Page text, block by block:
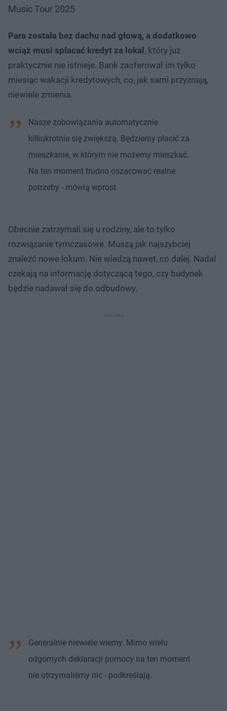
Music Tour 2025
Para została bez dachu nad głową, a dodatkowo
wciąż musi spłacać kredyt za lokal, który już
praktycznie nie istnieje. Bank zaoferował im tylko
miesiąc wakacji kredytowych, co, jak sami przyznają,
niewiele zmienia.
Nasze zobowiązania automatycznie
kilkukrotnie się zwiększą. Będziemy płacić za
mieszkanie, w którym nie możemy mieszkać.
Na ten moment trudno oszacować realne
potrzeby - mówią wprost.
Obecnie zatrzymali się u rodziny, ale to tylko
rozwiązanie tymczasowe. Muszą jak najszybciej
znaleźć nowe lokum. Nie wiedzą nawet, co dalej. Nadal
czekają na informację dotyczącą tego, czy budynek
będzie nadawał się do odbudowy.
Generalnie niewiele wiemy. Mimo wielu
odgórnych deklaracji pomocy na ten moment
nie otrzymaliśmy nic - podkreślają.